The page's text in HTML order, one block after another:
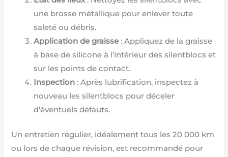
une brosse métallique pour enlever toute
saleté ou débris.
Application de graisse : Appliquez de la graisse
à base de silicone à l’intérieur des silentblocs et
sur les points de contact.
Inspection : Après lubrification, inspectez à
nouveau les silentblocs pour déceler
d’éventuels défauts.
Un entretien régulier, idéalement tous les 20 000 km
ou lors de chaque révision, est recommandé pour